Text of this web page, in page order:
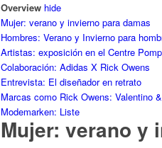
Overview hide
Mujer: verano y invierno para damas
Hombres: Verano y Invierno para
Artistas: exposición en el Centre
Colaboración: Adidas X Rick Owens
Entrevista: El diseñador en retrato
Marcas como Rick Owens: Valentino
Modemarken: Liste
Mujer: verano y